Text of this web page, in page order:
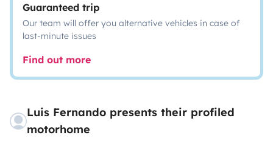
Guaranteed trip
Our team will offer you alternative vehicles in case of
last-minute issues
Find out more
Luis Fernando presents their profiled
motorhome